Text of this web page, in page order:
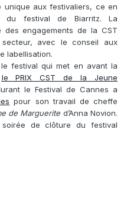
unique aux festivaliers, ce en
du festival de Biarritz. La
engagements de la CST
avec le conseil aux
labellisation.
festival qui met en avant la
le PRIX CST de la Jeune
le Festival de Cannes a
pour son travail de cheffe
de Marguerite d’Anna Novion.
de clôture du festival